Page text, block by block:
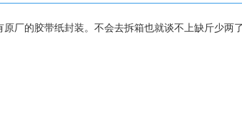
原厂的胶带纸封装。不会去拆箱也就谈不上缺斤少两